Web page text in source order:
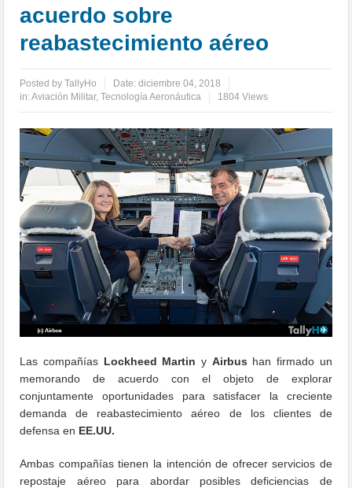
acuerdo sobre
reabastecimiento aéreo
Posted byTallyHo Date:diciembre 04, 2018
in:Aviación Militar,Tecnología Aeronáutica 1804 Views
Las compañías Lockheed Martin y Airbus han firmado un
memorando de acuerdo con el objeto de explorar
conjuntamente oportunidades para satisfacer la creciente
demanda de reabastecimiento aéreo de los clientes de
defensa en EE.UU.
Ambas compañías tienen la intención de ofrecer servicios de
repostaje aéreo para abordar posibles deficiencias de